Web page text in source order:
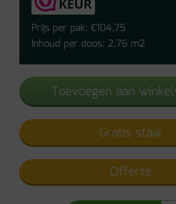
PVC
7830
aantal
Prijs per pak:€104,75
Inhoud per doos: 2,76 m2
Toevoegen aan
Gratis staal
Offerte